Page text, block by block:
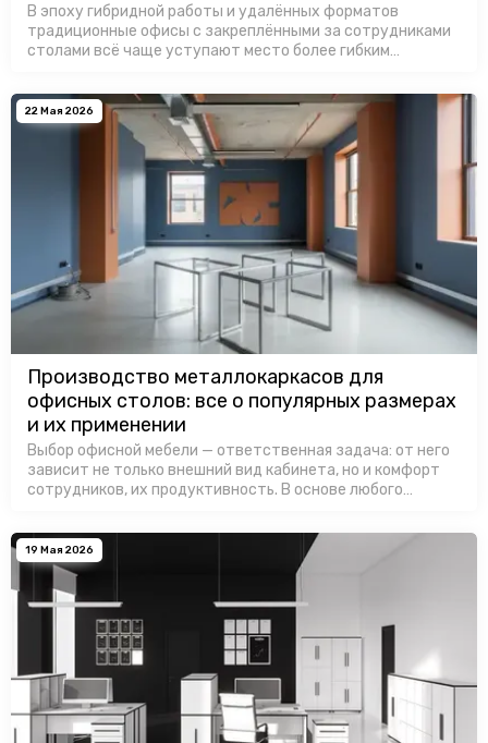
В эпоху гибридной работы и удалённых форматов
традиционные офисы с закреплёнными за сотрудниками
столами всё чаще уступают место более гибким
трендов организации рабочего п…
22 Мая 2026
Производство металлокаркасов для
офисных столов: все о популярных размерах
и их применении
Выбор офисной мебели — ответственная задача: от него
зависит не только внешний вид кабинета, но и комфорт
сотрудников, их продуктивность. В основе любого
металлокаркас: он определяет…
19 Мая 2026